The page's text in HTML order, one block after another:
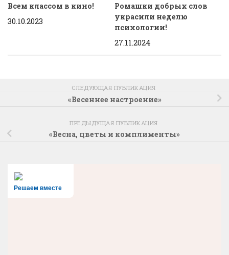
Всем классом в кино!
30.10.2023
Ромашки добрых слов
украсили неделю
психологии!
27.11.2024
СЛЕДУЮЩАЯ ПУБЛИКАЦИЯ
«Весеннее настроение»
ПРЕДЫДУЩАЯ ПУБЛИКАЦИЯ
«Весна, цветы и комплименты»
Решаем вместе